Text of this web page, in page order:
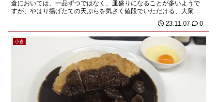
倉においては、一品ずつではなく、皿盛りになることが多いようで
すが、やはり揚げたての天ぷらを気さく値段でいただける、大衆天
23.11.07 0
小倉